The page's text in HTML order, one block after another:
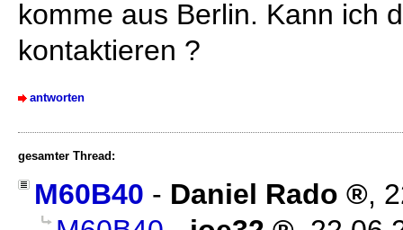
komme aus Berlin. Kann ich
kontaktieren ?
antworten
gesamter Thread:
M60B40 - Daniel Rado ,